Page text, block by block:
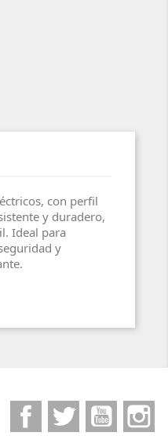
con perfil
y duradero,
Ideal para
y
FacebookTwitter YouTube